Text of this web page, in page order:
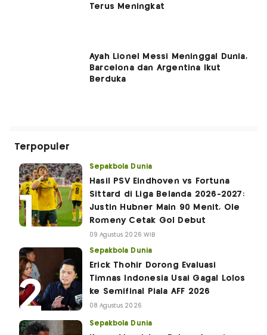
Terus Meningkat
Ayah Lionel Messi Meninggal Dunia,
Barcelona dan Argentina Ikut
Berduka
Terpopuler
Sepakbola Dunia
Hasil PSV Eindhoven vs Fortuna
Sittard di Liga Belanda 2026-2027:
Justin Hubner Main 90 Menit, Ole
Romeny Cetak Gol Debut
09 Agustus 2026 WIB
Sepakbola Dunia
Erick Thohir Dorong Evaluasi
Timnas Indonesia Usai Gagal Lolos
ke Semifinal Piala AFF 2026
08 Agustus 2026
Sepakbola Dunia